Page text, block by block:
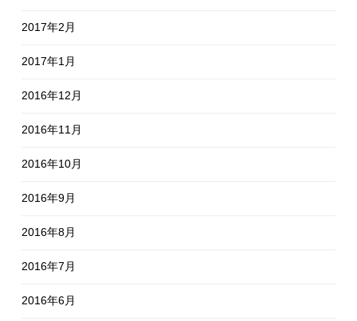
2017年2月
2017年1月
2016年12月
2016年11月
2016年10月
2016年9月
2016年8月
2016年7月
2016年6月